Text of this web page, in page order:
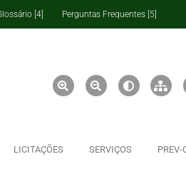
[4] Perguntas Frequentes [5]
LICITAÇÕES SERVIÇOS PREV-